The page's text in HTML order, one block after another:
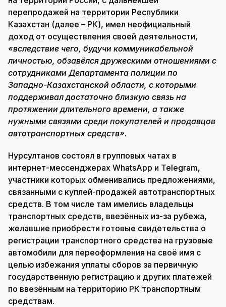
перепродажей на территории Республики
Казахстан (далее – РК), имел неофициальный
доход от осуществления своей деятельности,
«вследствие чего, будучи коммуникабельной
личностью, обзавёлся дружескими отношениями с
сотрудниками Департамента полиции по
Западно-Казахстанской области, с которыми
поддерживал достаточно близкую связь на
протяжении длительного времени, а также
нужными связями среди покупателей и продавцов
автотранспортных средств».
Нурсултанов состоял в групповых чатах в
интернет-мессенджерах WhatsApp и Telegram,
участники которых обменивались предложениями,
связанными с куплей-продажей автотранспортных
средств. В том числе там имелись владельцы
транспортных средств, ввезённых из-за рубежа,
желавшие приобрести готовые свидетельства о
регистрации транспортного средства на грузовые
автомобили для переоформления на своё имя с
целью избежания уплаты сборов за первичную
государственную регистрацию и других платежей
по ввезённым на территорию РК транспортным
средствам.